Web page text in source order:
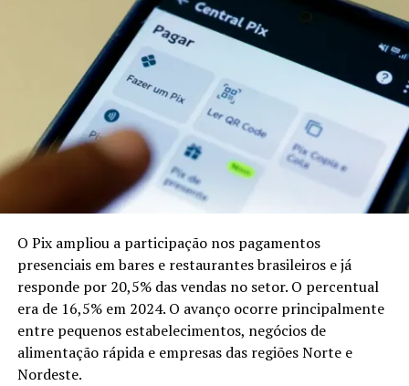
frequente de doces e alimentos industrializados, que
podem prejudicar a saúde dos dentes quando não há
higiene adequada.
A dona de casa Cleia Santos, mãe de Emanuel e Abimael,
disse que a iniciativa também auxilia os adultos a
acompanhar os filhos durante a escovação. “Muitas
vezes a gente não sabe qual é a forma correta de ajudar
na escovação”, afirmou.
A visitante Débora Mazini também participou da
atividade e relacionou os cuidados com a boca à saúde de
forma geral. A programação buscou ampliar a
prevenção de cáries e outros problemas bucais ao levar
orientações diretamente ao público que circulou pela
Expoacre.
O Pix ampliou a participação nos pagamentos
presenciais em bares e restaurantes brasileiros e já
responde por 20,5% das vendas no setor. O percentual
era de 16,5% em 2024. O avanço ocorre principalmente
entre pequenos estabelecimentos, negócios de
alimentação rápida e empresas das regiões Norte e
Nordeste.